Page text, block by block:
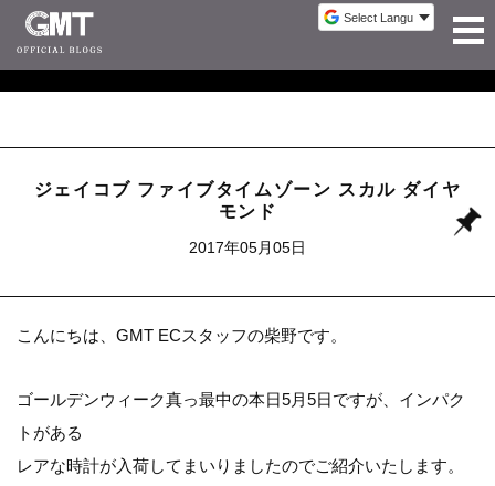
ジェイコブ ファイブタイムゾーン スカル ダイヤ
モンド
2017年05月05日
こんにちは、GMT ECスタッフの柴野です。
ゴールデンウィーク真っ最中の本日5月5日ですが、インパク
トがある
レアな時計が入荷してまいりましたのでご紹介いたします。